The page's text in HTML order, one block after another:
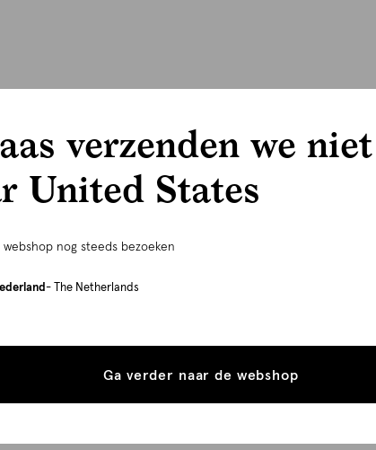
verzenden we niet
United States
nog steeds bezoeken
- The Netherlands
Ga verder naar de webshop